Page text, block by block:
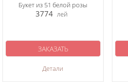
Букет из 51 белой розы
3774 лей
Детали
ЗАКАЗАТЬ